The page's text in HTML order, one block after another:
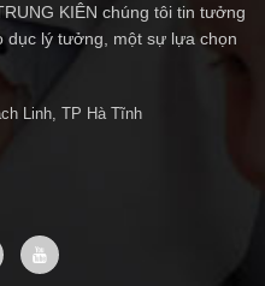
KIÊN chúng tôi tin tưởng
dục lý tưởng, một sự lựa chọn
Linh, TP Hà Tĩnh